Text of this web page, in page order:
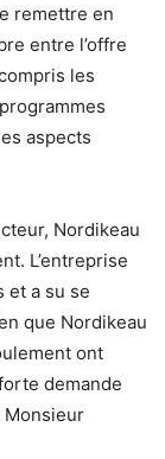
remettre en
entre l’offre
les
aspects
Nordikeau
L’entreprise
et a su se
que Nordikeau
ont
demande
Monsieur